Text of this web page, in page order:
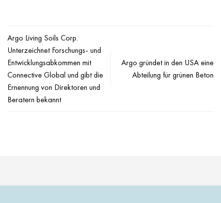
Argo Living Soils Corp.
Unterzeichnet Forschungs- und
Entwicklungsabkommen mit
Connective Global und gibt die
Ernennung von Direktoren und
Beratern bekannt
Argo gründet in den USA eine
Abteilung für grünen Beton